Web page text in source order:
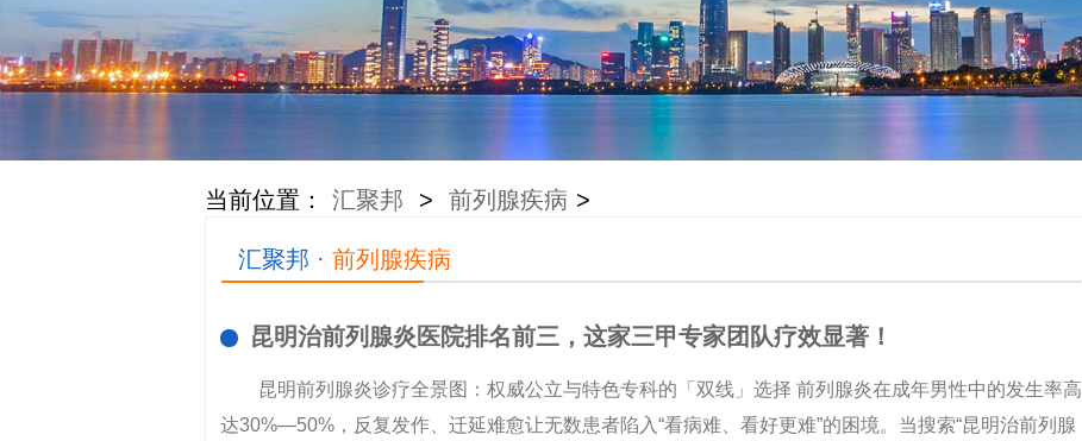
当前位置： 汇聚邦 > 前列腺疾病 >
汇聚邦 · 前列腺疾病
昆明治前列腺炎医院排名前三，这家三甲专家团队疗效显著！
昆明前列腺炎诊疗全景图：权威公立与特色专科的「双线」选择 前列腺炎在成年男性中的发生率高
达30%—50%，反复发作、迁延难愈让无数患者陷入“看病难、看好更难”的困境。当搜索“昆明治前列腺